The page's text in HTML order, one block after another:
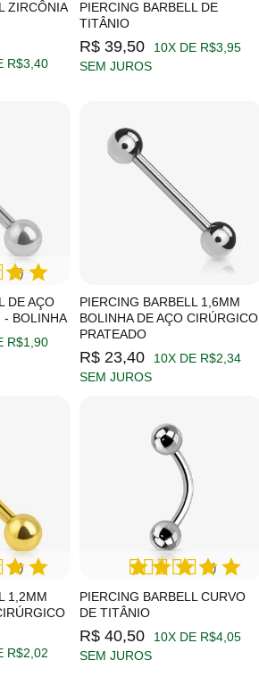
ZIRCÔNIA
R$3,40
PIERCING BARBELL DE
TITÂNIO
R$ 39,50
10X DE R$3,95
SEM JUROS
DE AÇO
- BOLINHA
(4)
R$1,90
PIERCING BARBELL 1,6MM
BOLINHA DE AÇO CIRÚRGICO
PRATEADO
R$ 23,40
10X DE R$2,34
SEM JUROS
1,2MM
(1)
R$2,02
PIERCING BARBELL CURVO
DE TITÂNIO
(1)
R$ 40,50
10X DE R$4,05
SEM JUROS